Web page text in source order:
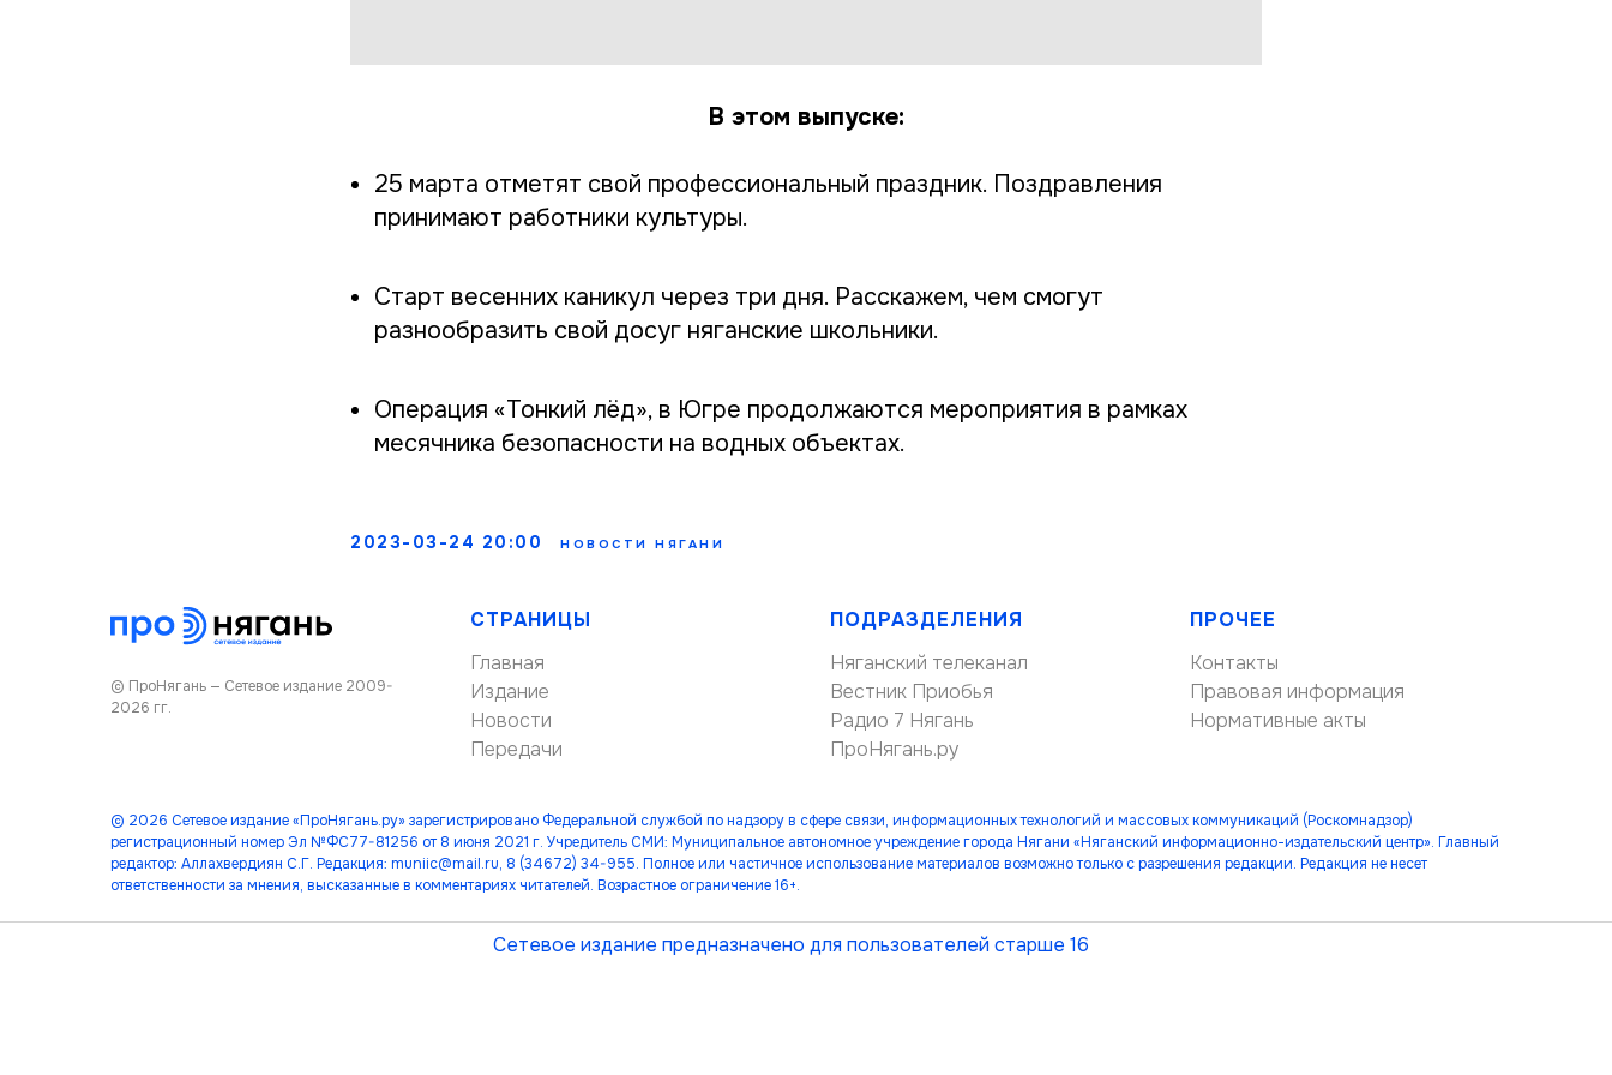
В этом выпуске:
25 марта отметят свой профессиональный праздник. Поздравления
принимают работники культуры.
Старт весенних каникул через три дня. Расскажем, чем смогут
разнообразить свой досуг няганские школьники.
Операция «Тонкий лёд», в Югре продолжаются мероприятия в рамках
месячника безопасности на водных объектах.
2023-03-24 20:00 НОВОСТИ НЯГАНИ
© ПроНягань — Сетевое издание 2009-
2026 гг.
СТРАНИЦЫ
Главная
Издание
Новости
Передачи
ПОДРАЗДЕЛЕНИЯ
Няганский телеканал
Вестник Приобья
Радио 7 Нягань
ПроНягань.ру
ПРОЧЕЕ
Контакты
Правовая информация
Нормативные акты
© 2026 Сетевое издание «ПроНягань.ру» зарегистрировано Федеральной службой по надзору в сфере связи, информационных технологий и массовых коммуникаций (Роскомнадзор)
регистрационный номер Эл №ФС77-81256 от 8 июня 2021 г. Учредитель СМИ: Муниципальное автономное учреждение города Нягани «Няганский информационно-издательский центр». Главный
редактор: Аллахвердиян С.Г. Редакция: muniic@mail.ru, 8 (34672) 34-955. Полное или частичное использование материалов возможно только с разрешения редакции. Редакция не несет
ответственности за мнения, высказанные в комментариях читателей. Возрастное ограничение 16+.
Сетевое издание предназначено для пользователей старше 16